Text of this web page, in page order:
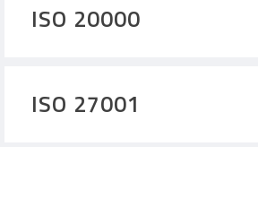
ISO 20000
ISO 27001